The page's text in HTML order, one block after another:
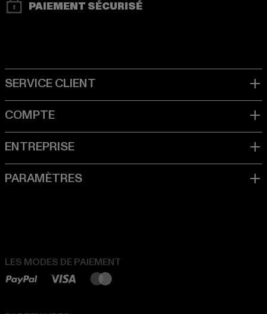
PAIEMENT SÉCURISÉ
LES MODES DE PAIEMENT